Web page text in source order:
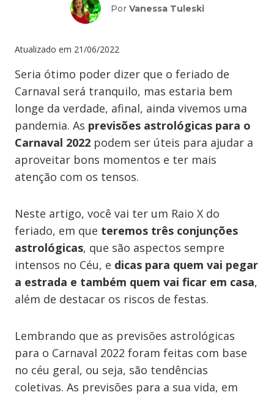
Por Vanessa Tuleski
Atualizado em 21/06/2022
Seria ótimo poder dizer que o feriado de
Carnaval será tranquilo, mas estaria bem
longe da verdade, afinal, ainda vivemos uma
pandemia. As previsões astrológicas para o
Carnaval 2022 podem ser úteis para ajudar a
aproveitar bons momentos e ter mais
atenção com os tensos.
Neste artigo, você vai ter um Raio X do
feriado, em que teremos três conjunções
astrológicas, que são aspectos sempre
intensos no Céu, e dicas para quem vai pegar
a estrada e também quem vai ficar em casa,
além de destacar os riscos de festas.
Lembrando que as previsões astrológicas
para o Carnaval 2022 foram feitas com base
no céu geral, ou seja, são tendências
coletivas. As previsões para a sua vida, em